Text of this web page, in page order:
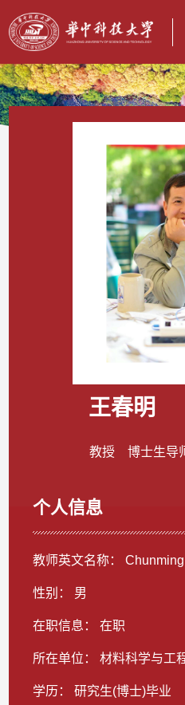
王春明
教授 博士生导
个人信息
教师英文名称：
性别： 男
在职信息： 在职
所在单位： 材料科学与工
学历： 研究生(博士)毕业